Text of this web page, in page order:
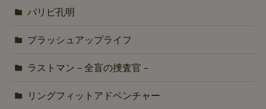
パリピ孔明
ブラッシュアップライフ
ラストマン－全盲の捜査官－
リングフィットアドベンチャー